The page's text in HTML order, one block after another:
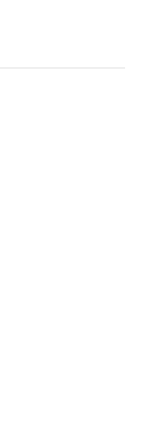
чего
частей
Проявленное
в борьбе